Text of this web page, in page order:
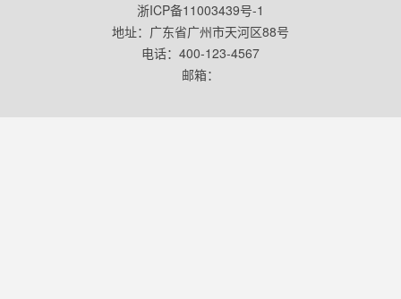
浙ICP备11003439号-1
地址：广东省广州市天河区88号
电话：400-123-4567
邮箱：